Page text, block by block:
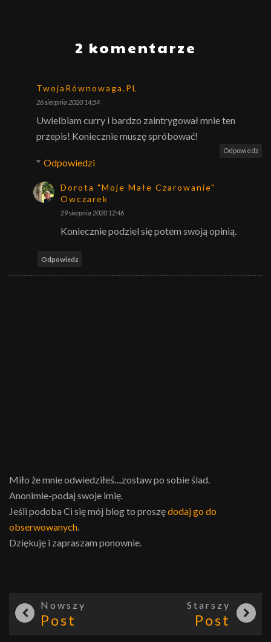
2 komentarze
TwojaRównowaga.PL
26 sierpnia 2020 14:54
Uwielbiam curry i bardzo zaintrygował mnie ten
przepis! Koniecznie muszę spróbować!
Odpowiedz
Odpowiedzi
Dorota "Moje Małe Czarowanie"
Owczarek
29 sierpnia 2020 12:46
Koniecznie podziel się potem swoją opinią.
Odpowiedz
Miło że mnie odwiedziłeś....zostaw po sobie ślad.
Anonimie-podaj swoje imię.
Jeśli podoba Ci się mój blog to proszędodaj go do
obserwowanych.
Dziękuję i zapraszam ponownie.
Nowszy
Post
Starszy
Post